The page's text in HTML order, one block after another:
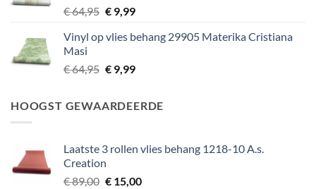
€64,95 Oorspronkelijke
was:
€9,99Huidige
is:
Vinyl op vlies behang 29905 Materika Cristiana
Masi
€64,95 Oorspronkelijke
€ 64,95.
€9,99Huidige
€ 9,99.
HOOGST GEWAARDEERDE
Laatste 3 rollen vlies behang 1218-10 A.s.
Creation
€89,00 Oorspronkelijke
€15,00Huidige